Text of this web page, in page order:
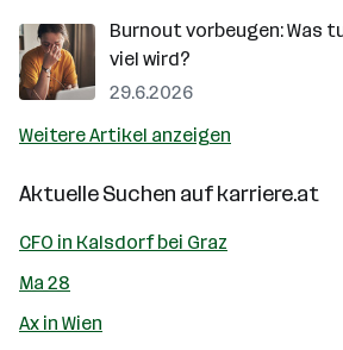
Burnout vorbeugen: Was
viel wird?
29.6.2026
Weitere Artikel anzeigen
Aktuelle Suchen aufkarriere.at
CFO in Kalsdorf bei Graz
Ma 28
Ax in Wien